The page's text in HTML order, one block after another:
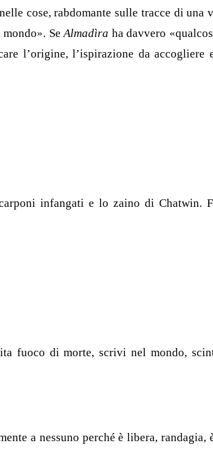
cose, rabdomante sulle tracce di una
mondo». SeAlmadìra ha davvero
l’origine, l’ispirazione da accogliere
infangati e lo zaino di Chatwin.
fuoco di morte, scrivi nel mondo,
a nessuno perché è libera, randagia,